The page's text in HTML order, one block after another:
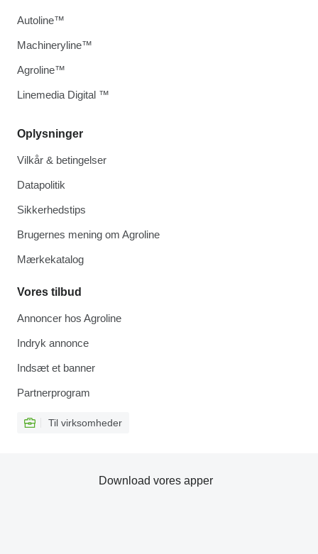
Oplysninger
Vilkår & betingelser
Datapolitik
Sikkerhedstips
Brugernes mening om Agroline
Mærkekatalog
Vores tilbud
Annoncer hos Agroline
Indryk annonce
Indsæt et banner
Partnerprogram
Til virksomheder
Autoline™
Machineryline™
Agroline™
Linemedia Digital ™
Download vores apper